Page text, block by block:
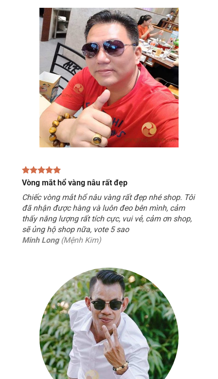
Vòng mắt hổ vàng nâu rất đẹp
Chiếc vòng mắt hổ nâu vàng rất đẹp nhé shop. Tôi
đã nhận được hàng và luôn đeo bên mình, cảm
thấy năng lượng rất tích cực, vui vẻ, cảm ơn shop,
sẽ ủng hộ shop nữa, vote 5 sao
Minh Long (Mệnh Kim)